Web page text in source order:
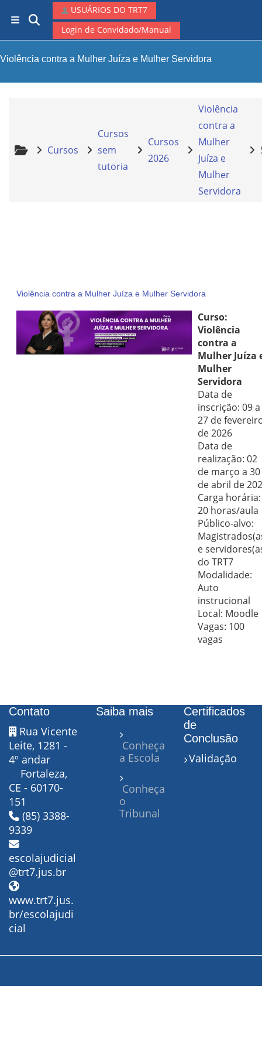
Ir para o conteúdo principal
Painel lateral
Alternar entrada de pesquisa
USUÁRIOS DO TRT7
Login de Convidado/Manual
Violência contra a Mulher Juíza e Mulher Servidora
Cursos
Cursos
sem
tutoria
Cursos
2026
Violência
contra a
Mulher
Juíza e
Mulher
Servidora
Violência contra a Mulher Juíza e Mulher Servidora
Curso:
Violência
contra a
Mulher Juíza
Mulher
Servidora
Data de
inscrição: 09 a
27 de
de 2026
Data de
realização: 02
de março a 30
de abril de
Carga horária:
20 horas/aula
Público-alvo:
e
do TRT7
Modalidade:
Auto
instrucional
Local: Moodle
Vagas: 100
vagas
Contato
Rua Vicente
Leite, 1281 -
4º andar
Fortaleza,
CE - 60170-
151
(85) 3388-
9339
escolajudicial
@trt7.jus.br
www.trt7.jus.
br/escolajudi
cial
Saiba mais
Conheça
a Escola
Conheça
o
Tribunal
Certificados
de
Conclusão
Validação